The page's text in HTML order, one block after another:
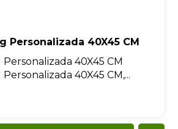
Personalizada 40X45 CM
40X45 CM
40X45 CM,...